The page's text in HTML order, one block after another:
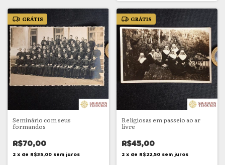
GRÁTIS
Seminário com seus
formandos
R$70,00
2 x de R$35,00 sem juros
GRÁTIS
Religiosas em passeio ao ar
livre
R$45,00
2 x de R$22,50 sem juros